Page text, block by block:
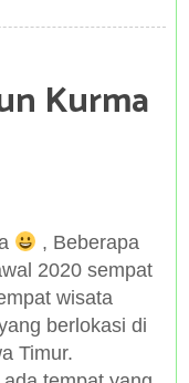
Kurma
, Beberapa
2020 sempat
wisata
berlokasi di
Timur.